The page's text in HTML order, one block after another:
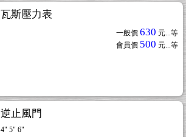
瓦斯壓力表
一般價 630 元...等
會員價 500 元...等
逆止風門
4" 5" 6"